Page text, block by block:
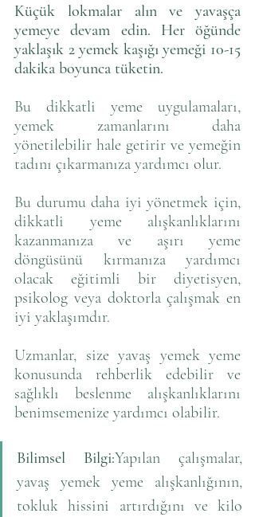
Küçük lokmalar alın ve yavaşça
yemeye devam edin. Her öğünde
yaklaşık 2 yemek kaşığı yemeği 10-15
dakika boyunca tüketin.
Bu dikkatli yeme uygulamaları,
yemek zamanlarını daha
yönetilebilir hale getirir ve yemeğin
tadını çıkarmanıza yardımcı olur.
Bu durumu daha iyi yönetmek için,
dikkatli yeme alışkanlıklarını
kazanmanıza ve aşırı yeme
döngüsünü kırmanıza yardımcı
olacak eğitimli bir diyetisyen,
psikolog veya doktorla çalışmak en
iyi yaklaşımdır.
Uzmanlar, size yavaş yemek yeme
konusunda rehberlik edebilir ve
sağlıklı beslenme alışkanlıklarını
benimsemenize yardımcı olabilir.
Bilimsel Bilgi:Yapılan çalışmalar,
yavaş yemek yeme alışkanlığının,
tokluk hissini artırdığını ve kilo